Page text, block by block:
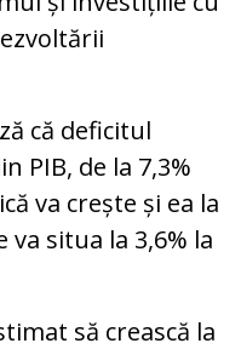
că deficitul
PIB, de la 7,3%
va crește și ea la
va situa la 3,6% la
să crească la